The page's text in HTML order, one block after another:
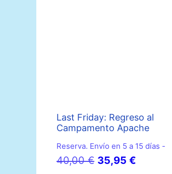
Last Friday: Regreso al
Campamento Apache
Reserva. Envío en 5 a 15 días -
40,00€ El
35,95 €